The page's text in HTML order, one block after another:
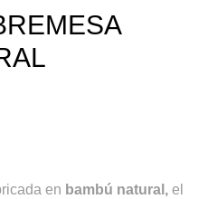
en bambú natural, el